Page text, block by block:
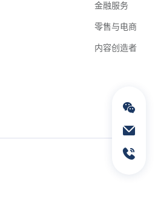
金融服务
零售与电商
内容创造者
service@geeksend.com